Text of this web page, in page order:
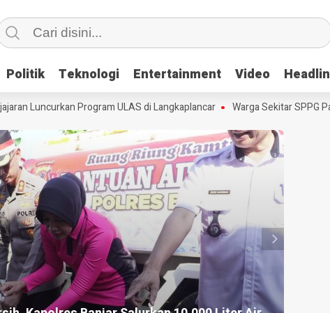
Politik Teknologi Entertainment Video
Politik Teknologi Entertainment Video
Luncurkan Program ULAS di Langkaplancar Warga Sekitar SPPG